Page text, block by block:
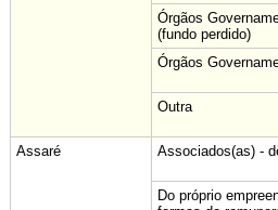
Órgãos
(fundo perdido)
Órgãos
Outra
Assaré Associados(as) -
Do próprio